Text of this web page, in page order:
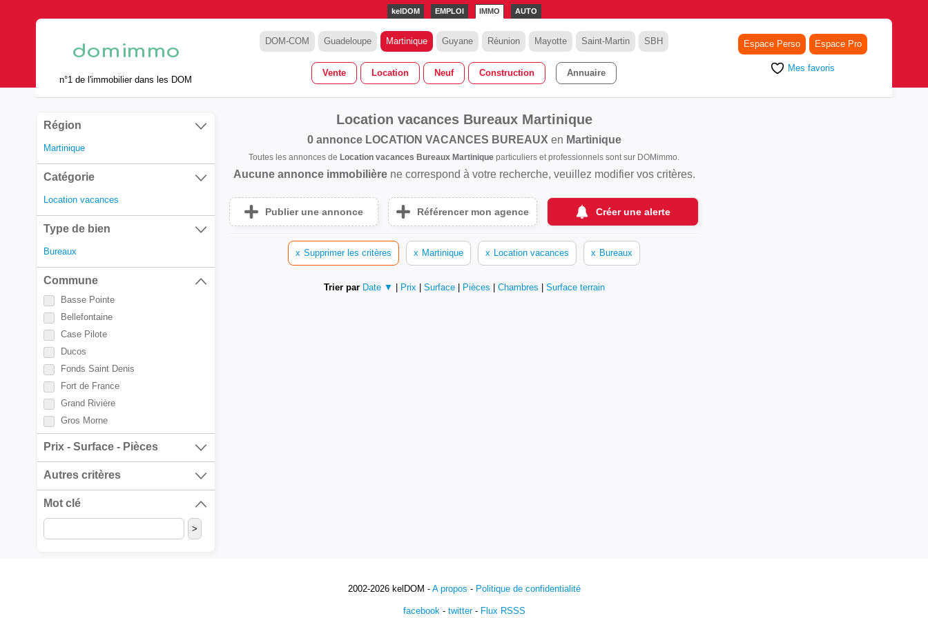
kelDOM EMPLOI IMMO AUTO
n°1 de l'immobilier dans les DOM
DOM-COM Guadeloupe Martinique Guyane Réunion Mayotte Saint-Martin SBH
Vente Location Neuf Construction Annuaire
Espace Perso Espace Pro
Mes favoris
Région
Martinique
Catégorie
Location vacances
Type de bien
Bureaux
Commune
Basse Pointe
Bellefontaine
Case Pilote
Ducos
Fonds Saint Denis
Fort de France
Grand Rivière
Gros Morne
Le Carbet
Le Diamant
Le François
Le Lorrain
Prix - Surface - Pièces
Autres critères
Mot clé
Location vacances Bureaux Martinique
0 annonce LOCATION VACANCES BUREAUX en Martinique
Toutes les annonces de Location vacances Bureaux Martinique particuliers et professionnels sont sur DOMimmo.
Aucune annonce immobilièrene correspond à votre recherche, veuillez modifier vos critères.
Publier une annonce Référencer mon agence Créer une alerte
x Supprimer les critères x Martinique x Location vacances x Bureaux
Trier par Date ▼ Prix Surface Pièces Chambres Surface terrain
2002-2026 kelDOM - A propos - Politique de confidentialité
facebook- twitter- Flux RSSS